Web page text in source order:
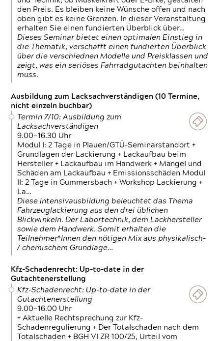
den Preis. Es bleiben keine Wünsche offen und nach
oben gibt es keine Grenzen. In dieser Veranstaltung
erhalten Sie einen fundierten Überblick über…
Dieses Seminar bietet einen optimalen Einstieg in
die Thematik, verschafft einen fundierten Überblick
über die verschiednen Modelle und Preisklassen und
zeigt, was ein seriöses Fahrradgutachten beinhalten
muss.
Ausbildung zum Lacksachverständigen (10 Termine,
nicht einzeln buchbar)
Termin 7/10: Ausbildung zum
Lacksachverständigen
9.00—16.30 Uhr
Modul I: 2 Tage in Plauen/GTÜ-Seminarstandort +
Grundlagen der Lackierung + Lackaufbau beim
Hersteller + Lackaufbau im Handwerk + Mängel und
Schäden am Lackaufbau + Emissionsschäden Modul
II: 2 Tage in Gummersbach + Workshop Lackierung +
La…
Diese Intensivausbildung beleuchtet das Thema
Fahrzeuglackierung aus den drei üblichen
Blickwinkeln. Der Labortechnik, dem Lackhersteller
sowie dem Handwerk. Somit erhalten die
Teilnehmer*Innen den nötigen Mix aus physikalisch-
/ chemischem Grundlage…
Kfz-Schadenrecht: Up-to-date in der
Gutachtenerstellung
Kfz-Schadenrecht: Up-to-date in der
Gutachtenerstellung
9.00—16.00 Uhr
+ Aktuelle Rechtsprechung zur Kfz-
Schadenregulierung + Der Totalschaden nach dem
Totalschaden + BGH VI ZR 100/25, Urteil vom